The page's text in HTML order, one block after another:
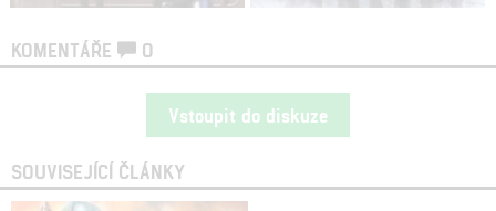
KOMENTÁŘE 0
Vstoupit do diskuze
SOUVISEJÍCÍ ČLÁNKY